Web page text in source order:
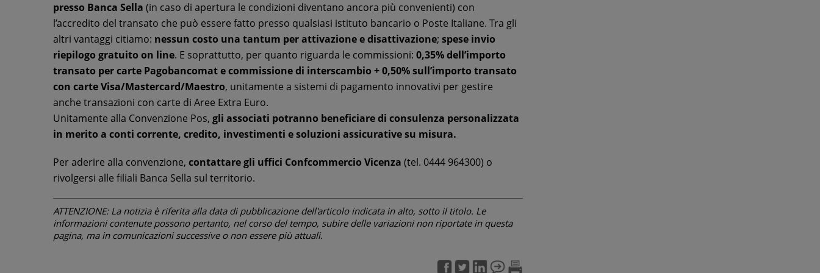
presso Banca Sella (in caso di apertura le condizioni diventano ancora più convenienti) con
l’accredito del transato che può essere fatto presso qualsiasi istituto bancario o Poste Italiane. Tra gli
altri vantaggi citiamo: nessun costo una tantum per attivazione e disattivazione; spese invio
riepilogo gratuito on line. E soprattutto, per quanto riguarda le commissioni: 0,35% dell’importo
transato per carte Pagobancomat e commissione di interscambio + 0,50% sull’importo transato
con carte Visa/Mastercard/Maestro, unitamente a sistemi di pagamento innovativi per gestire
anche transazioni con carte di Aree Extra Euro.
Unitamente alla Convenzione Pos, gli associati potranno beneficiare di consulenza personalizzata
in merito a conti corrente, credito, investimenti e soluzioni assicurative su misura.
Per aderire alla convenzione, contattare gli uffici Confcommercio Vicenza (tel. 0444 964300) o
rivolgersi alle filiali Banca Sella sul territorio.
ATTENZIONE: La notizia è riferita alla data di pubblicazione dell'articolo indicata in alto, sotto il titolo. Le
informazioni contenute possono pertanto, nel corso del tempo, subire delle variazioni non riportate in questa
pagina, ma in comunicazioni successive o non essere più attuali.